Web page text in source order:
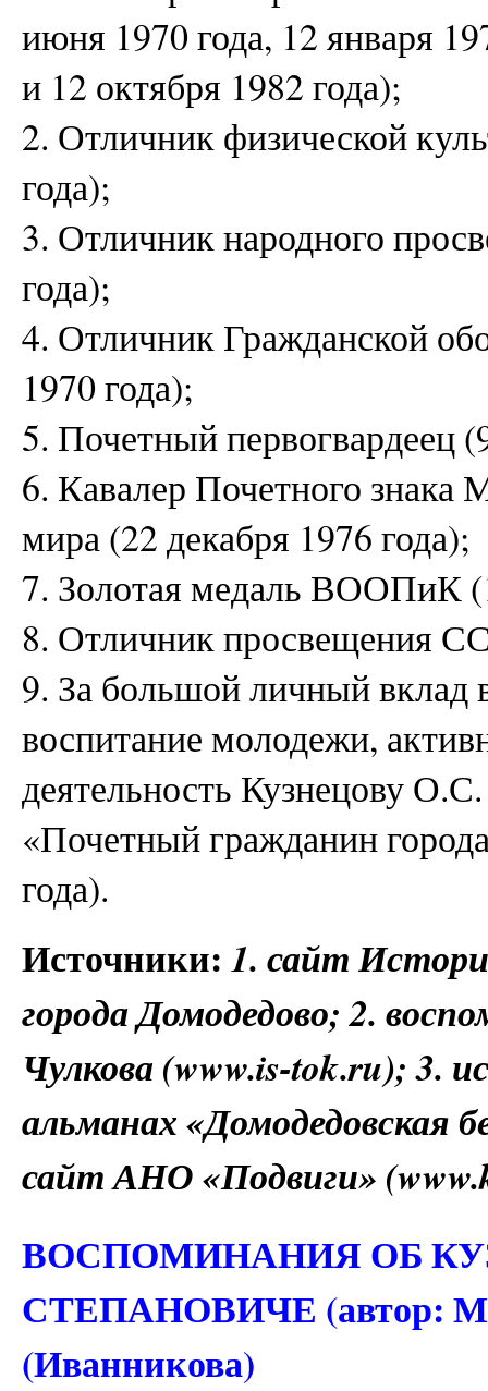
июня 1970 года, 12 января
и 12 октября 1982 года);
2. Отличник физической
года);
3. Отличник народного
года);
4. Отличник Гражданской
1970 года);
5. Почетный первогвардеец
6. Кавалер Почетного знака
мира (22 декабря 1976 года);
7. Золотая медаль ВООПиК
8. Отличник просвещения
9. За большой личный вклад
воспитание молодежи,
деятельность Кузнецову
«Почетный гражданин
года).
Источники: 1. сайт
города Домодедово; 2.
Чулкова (www.is-tok.ru); 3.
альманах «Домодедовская
сайт АНО «Подвиги»
ВОСПОМИНАНИЯ ОБ
СТЕПАНОВИЧЕ (автор:
(Иванникова)